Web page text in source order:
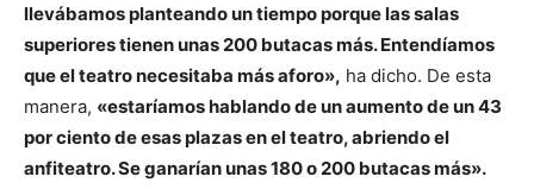
llevábamos planteando un tiempo porque las salas
superiores tienen unas 200 butacas más. Entendíamos
que el teatro necesitaba más aforo», ha dicho. De esta
manera, «estaríamos hablando de un aumento de un 43
por ciento de esas plazas en el teatro, abriendo el
anfiteatro. Se ganarían unas 180 o 200 butacas más».